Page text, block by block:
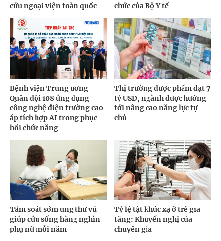
cứu ngoại viện toàn quốc
chức của Bộ Y tế
Bệnh viện Trung ương
Quân đội 108 ứng dụng
công nghệ điện trường cao
áp tích hợp AI trong phục
hồi chức năng
Thị trường dược phẩm đạt 7
tỷ USD, ngành dược hướng
tới nâng cao năng lực tự
chủ
Tầm soát sớm ung thư vú
giúp cứu sống hàng nghìn
phụ nữ mỗi năm
Tỷ lệ tật khúc xạ ở trẻ gia
tăng: Khuyến nghị của
chuyên gia